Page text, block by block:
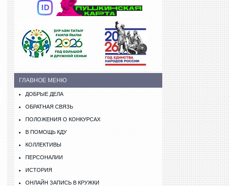
ГЛАВНОЕ МЕНЮ
ДОБРЫЕ ДЕЛА
ОБРАТНАЯ СВЯЗЬ
ПОЛОЖЕНИЯ О КОНКУРСАХ
В ПОМОЩЬ КДУ
КОЛЛЕКТИВЫ
ПЕРСОНАЛИИ
ИСТОРИЯ
ОНЛАЙН ЗАПИСЬ В КРУЖКИ